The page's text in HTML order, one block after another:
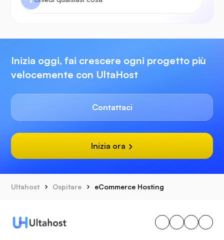
Inizia oggi, fai crescere ogni progetto più
velocemente con UltaHost
Contattaci
Inizia ora
Ultahost Ospitare eCommerce Hosting